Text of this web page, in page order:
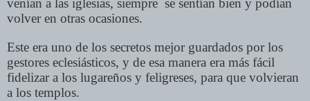
venían a las iglesias, siempre se sentían bien y podían
volver en otras ocasiones.
Este era uno de los secretos mejor guardados por los
gestores eclesiásticos, y de esa manera era más fácil
fidelizar a los lugareños y feligreses, para que volvieran
a los templos.